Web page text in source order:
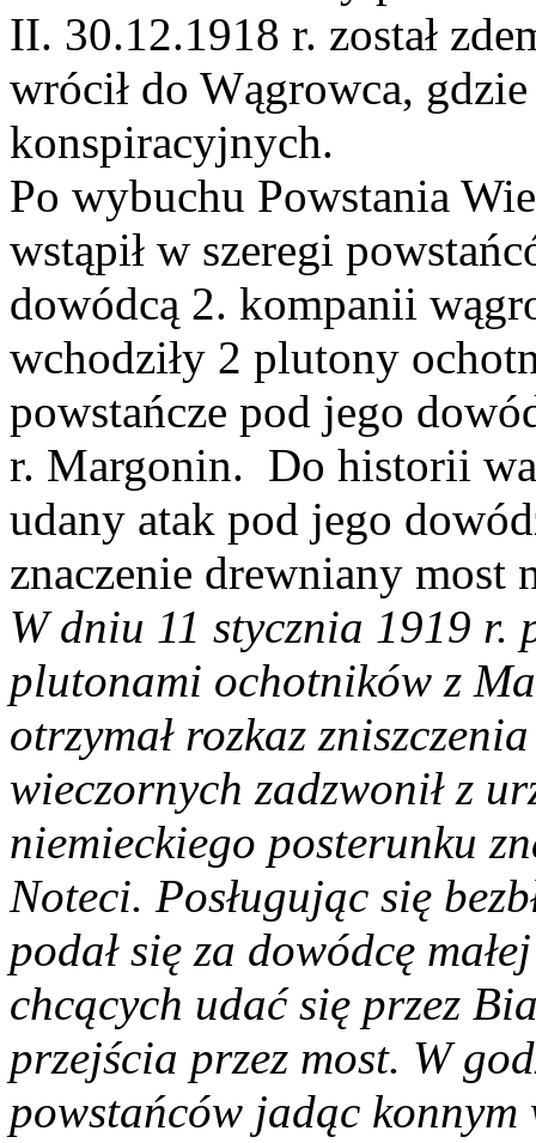
II. 30.12.1918 r. został
wrócił do Wągrowca,
konspiracyjnych.
Po wybuchu Powstania
wstąpił w szeregi
dowódcą 2. kompanii
wchodziły 2 plutony
powstańcze pod jego
r. Margonin. Do historii
udany atak pod jego
znaczenie drewniany most
W dniu 11 stycznia 1919 r.
plutonami ochotników z
otrzymał rozkaz
wieczornych zadzwonił z
niemieckiego posterunku
Noteci. Posługując się
podał się za dowódcę
chcących udać się przez
przejścia przez most. W
powstańców jadąc